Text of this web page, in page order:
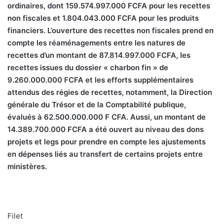
ordinaires, dont 159.574.997.000 FCFA pour les recettes
non fiscales et 1.804.043.000 FCFA pour les produits
financiers. L’ouverture des recettes non fiscales prend en
compte les réaménagements entre les natures de
recettes d’un montant de 87.814.997.000 FCFA, les
recettes issues du dossier « charbon fin » de
9.260.000.000 FCFA et les efforts supplémentaires
attendus des régies de recettes, notamment, la Direction
générale du Trésor et de la Comptabilité publique,
évalués à 62.500.000.000 F CFA. Aussi, un montant de
14.389.700.000 FCFA a été ouvert au niveau des dons
projets et legs pour prendre en compte les ajustements
en dépenses liés au transfert de certains projets entre
ministères.
Filet